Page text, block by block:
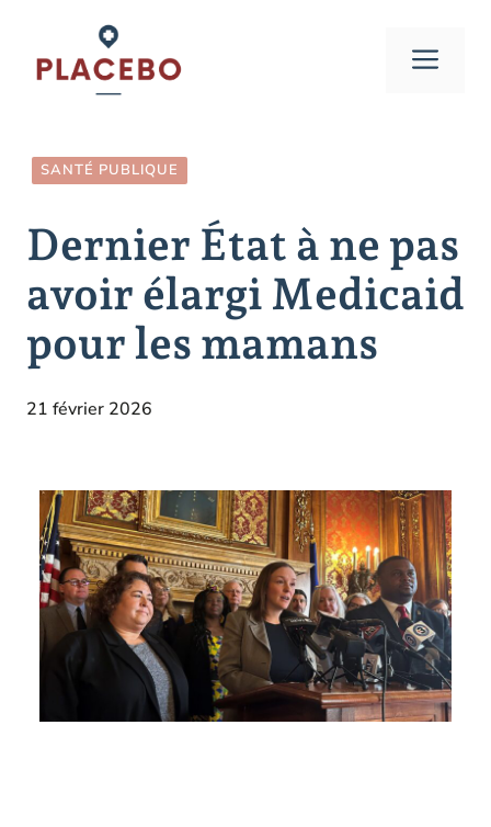
contenu
SANTÉ PUBLIQUE
Dernier État à ne pas
avoir élargi Medicaid
pour les mamans
21 février 2026